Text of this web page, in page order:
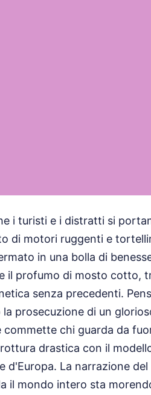
i turisti e i distratti si
di motori ruggenti e
in una bolla di
il profumo di mosto cotto,
senza precedenti.
prosecuzione di un
chi guarda da
drastica con il
d'Europa. La narrazione
il mondo intero sta